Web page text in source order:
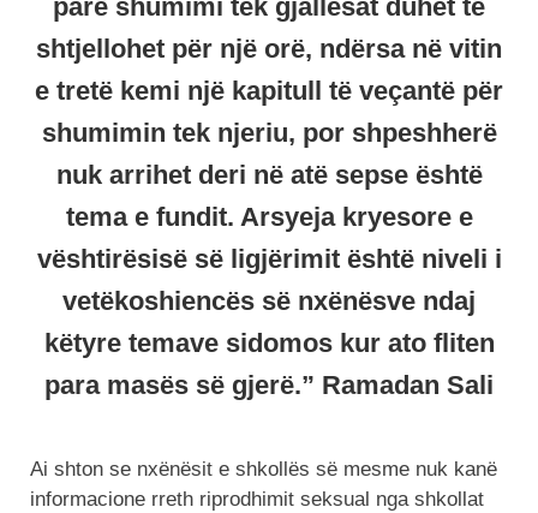
parë shumimi tek gjallesat duhet të
shtjellohet për një orë, ndërsa në vitin
e tretë kemi një kapitull të veçantë për
shumimin tek njeriu, por shpeshherë
nuk arrihet deri në atë sepse është
tema e fundit. Arsyeja kryesore e
vështirësisë së ligjërimit është niveli i
vetëkoshiencës së nxënësve ndaj
këtyre temave sidomos kur ato fliten
para masës së gjerë.” Ramadan Sali
Ai shton se nxënësit e shkollës së mesme nuk kanë
informacione rreth riprodhimit seksual nga shkollat